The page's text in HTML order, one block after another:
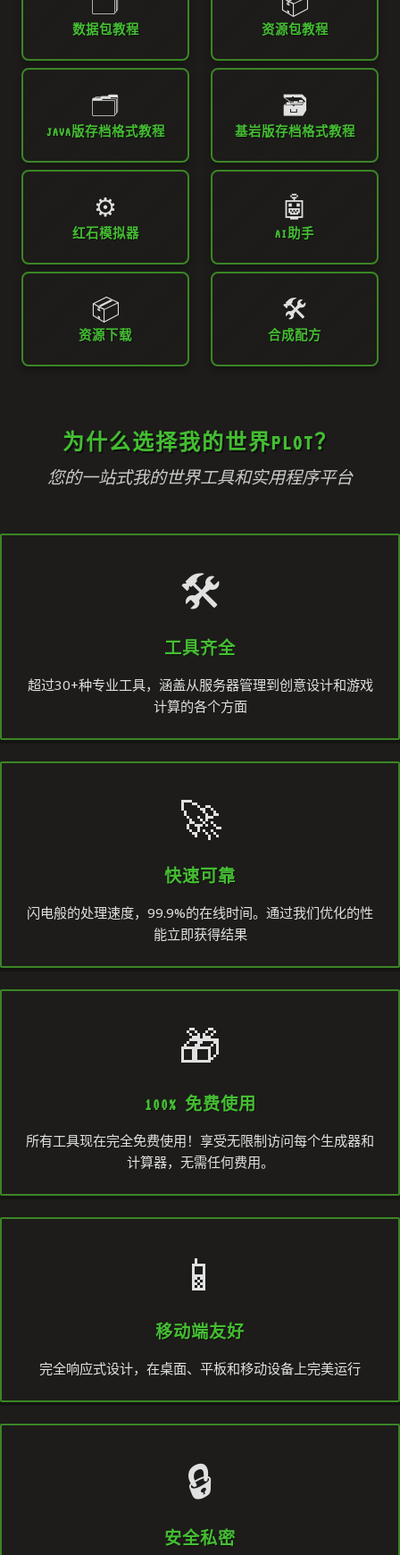
数据包教程 资源包教程
🗂️
JAVA版存档格式教程
🗃️
基岩版存档格式教程
⚙️
红石模拟器
🤖
AI助手
📦
资源下载
🛠️
合成配方
为什么选择我的世界PLOT？
您的一站式我的世界工具和实用程序平台
🛠️
工具齐全
超过30+种专业工具，涵盖从服务器管理到创意设计和游戏
计算的各个方面
🚀
快速可靠
闪电般的处理速度，99.9%的在线时间。通过我们优化的性
能立即获得结果
🎁
100% 免费使用
所有工具现在完全免费使用！享受无限制访问每个生成器和
计算器，无需任何费用。
📱
移动端友好
完全响应式设计，在桌面、平板和移动设备上完美运行
🔒
安全私密